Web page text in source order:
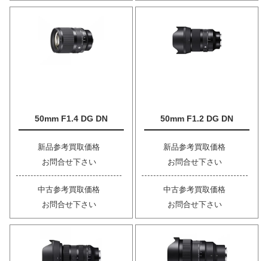
50mm F1.4 DG DN
新品参考買取価格
お問合せ下さい
中古参考買取価格
お問合せ下さい
50mm F1.2 DG DN
新品参考買取価格
お問合せ下さい
中古参考買取価格
お問合せ下さい